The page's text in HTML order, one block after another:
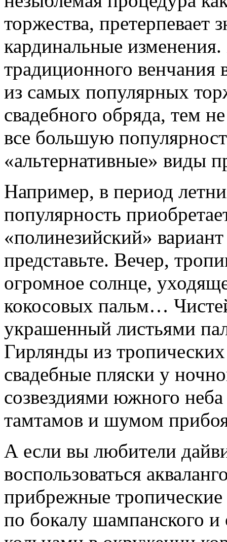
торжества, претерпевает
кардинальные
традиционного венчания
из самых популярных
свадебного обряда, тем
все большую
«альтернативные» виды
Например, в период
популярность
«полинезийский»
представьте. Вечер,
огромное солнце,
кокосовых пальм…
украшенный листьями
Гирлянды из
свадебные пляски у
созвездиями южного
тамтамов и шумом
А если вы любители
воспользоваться
прибрежные
по бокалу шампанского